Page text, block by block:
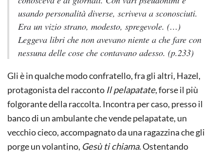
usando personalità diverse, scriveva a sconosciuti.
Era un vizio strano, modesto, spregevole. (…)
Leggeva libri che non avevano niente a che fare con
nessuna delle cose che contavano adesso.(p.233)
Gli è in qualche modo confratello, fra gli altri, Hazel,
protagonista del racconto Il pelapatate, forse il più
folgorante della raccolta. Incontra per caso, presso il
banco di un ambulante che vende pelapatate, un
vecchio cieco, accompagnato da una ragazzina che gli
porge un volantino, Gesù ti chiama. Ostentando